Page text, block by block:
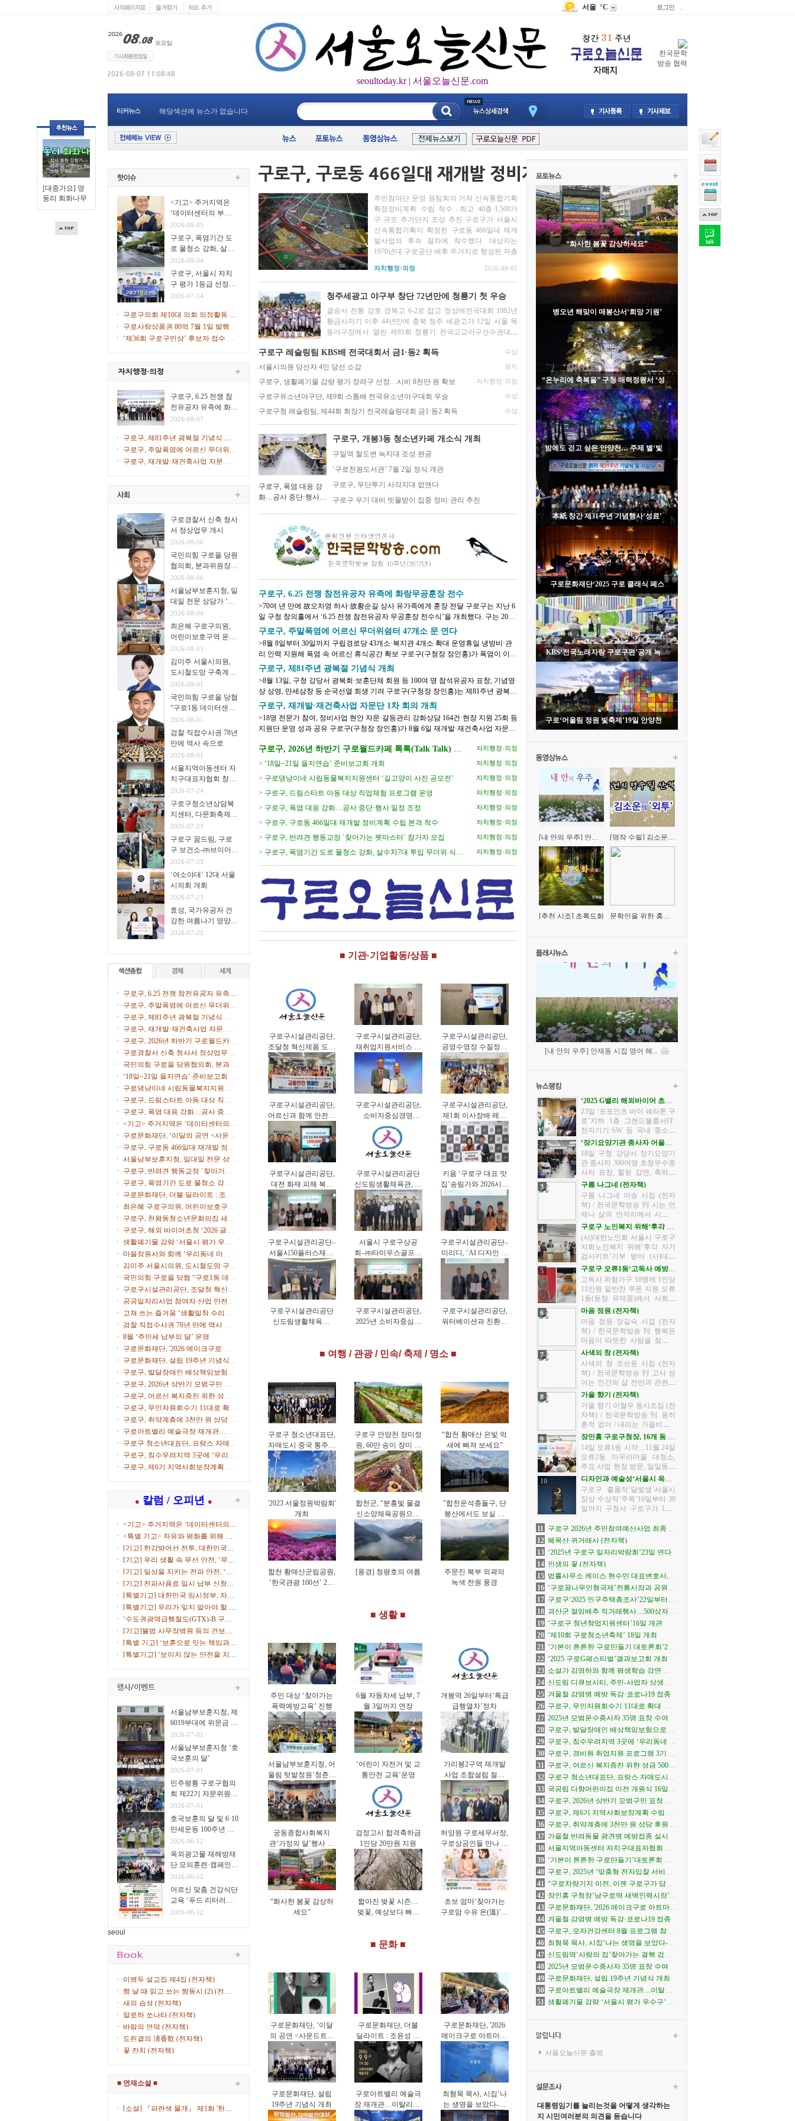
[대중가요] 영
동리 회화나무
서울 °C 로그인
seoultoday.kr | 서울오늘신문.com
한국문학
방송 협력
티커뉴스 해당섹션에 뉴스가 없습니다
<기고> 주거지역은
‘데이터센터의 부
지’가 아니다
2026-08-05
구로구, 폭염기간 도
로 물청소 강화, 살수
차7대 투입 무더위 식
힌다
2026-08-04
구로구, 서울시 자치
구 평가 1등급 선정…
2026년 지자체 합동평
2026-07-14
구로구의회 제10대 의회 의정활동 시
작
구로사랑상품권 80억 7월 1일 발행
‘제36회 구로구민상’ 후보자 접수 시
구로구, 6.25 전쟁 참
전유공자 유족에 화랑
무공훈장 전수
2026-08-07
구로구, 제81주년 광복절 기념식 개
최
구로구, 주말폭염에 어르신 무더위쉼
터 47개소 문 연다
구로구, 재개발·재건축사업 자문단 1
구로경찰서 신축 청사
서 정상업무 개시
2026-08-06
국민의힘 구로을 당원
협의회, 분과위원장∙
협의회장 임명
2026-08-06
서울남부보훈지청, 일
대일 전문 상담가 ‘보
훈매니저’ 운영
2026-08-04
최은혜 구로구의원,
어린이보호구역 운영
개선 주민 간담회 개
최
2026-08-03
김미주 서울시의원,
도시철도망 구축계획
시민공청회 참석
2026-08-01
국민의힘 구로을 당협
“구로1동 데이터센터
추진 중단을”
2026-08-01
검찰 직접수사권 78년
만에 역사 속으로
2026-08-01
서울지역아동센터 자
치구대표자협회 창립
총회 개최
2026-07-24
구로구청소년상담복
지센터, 다문화축제서
생명존중 아웃리치 운
영
2026-07-23
구로구 꿈드림, 구로
구 보건소-㈜브이아이
펫 연계
2026-07-23
‘여소야대’ 12대 서울
시의회 개회
2026-07-23
효성, 국가유공자 건
강한 여름나기 영양식
지원
2026-07-22
구로구, 6.25 전쟁 참전유공자 유족에
화랑무공훈장 전수
구로구, 주말폭염에 어르신 무더위쉼
터 47개소 문 연다
구로구, 제81주년 광복절 기념식 개
최
구로구, 재개발·재건축사업 자문단 1
차 회의 개최
구로구, 2026년 하반기 구로월드카페
톡톡(Talk Talk) 수강생 모집
구로경찰서 신축 청사서 정상업무 개
시
국민의힘 구로을 당원협의회, 분과위
원장∙협의회장 임명
‘18일~21일 을지연습’ 준비보고회 개
최
구로댕냥이네 시립동물복지지원센
터 ‘길고양이 사진 공모전’
구로구, 드림스타트 아동 대상 직업
체험 프로그램 운영
구로구, 폭염 대응 강화…공사 중단·
행사 일정 조정
<기고> 주거지역은 ‘데이터센터의
부지’가 아니다
구로문화재단, ‘이달의 공연 <사운드
트립>’ 9월 공연 개최
구로구, 구로동 466일대 재개발 정비
계획 수립 본격 착수
서울남부보훈지청, 일대일 전문 상담
가 ‘보훈매니저’ 운영
구로구, 반려견 행동교정 `찾아가는
펫마스터` 참가자 모집
구로구, 폭염기간 도로 물청소 강화,
살수차7대 투입 무더위 식힌다
구로문화재단, 더블 딜라이트 : 조윤
성 트리오 & 스탠딩 에그 개최
최은혜 구로구의원, 어린이보호구역
운영 개선 주민 간담회 개최
구로구, 천왕동청소년문화의집 새단
장…오픈파티·청소년 축제
구로구, 해외 바이어초청 ‘2026 글로
벌 비즈니스 상담회’ 참가기업 모집
생활폐기물 감량 ‘서울시 평가 우수
구’ 선정
마을정원사와 함께 ‘우리동네 마을
정원’ 식재 행사 개최
김미주 서울시의원, 도시철도망 구축
계획 시민공청회 참석
국민의힘 구로을 당협 “구로1동 데이
터센터 추진 중단을”
구로구시설관리공단, 조달청 혁신제
품 도입으로 공영주차장 화재 대응력
강화
공공일자리사업 참여자 산업 안전·
보건 교육 실시
고쳐 쓰는 즐거움 ‘생활밀착 수리교
육’ 운영
검찰 직접수사권 78년 만에 역사 속
으로
8월 ‘주민세 납부의 달’ 운영
구로문화재단, '2026 메이크구로 아
트마켓' 참가자 모집
구로문화재단, 설립 19주년 기념식
개최
구로구, 발달장애인 배상책임보험으
로 생활 속 사고 보상
구로구, 2026년 상반기 모범구민 표
창 수여
구로구, 어르신 복지증진 위한 성금
500만원 전달
구로구, 무인자원회수기 11대로 확대
운영
구로구, 취약계층에 3천만 원 상당 후
원물품 전달
구로아트밸리 예술극장 재개관…이
탈리아·한국 협연 '별들의 투란도트'
구로구 청소년대표단, 프랑스 자매도
시서 문화교류
구로구, 침수우려지역 3곳에 ‘우리동
네 수방거점’ 운영
구로구, 제6기 지역사회보장계획 수
● 칼럼 / 오피년 ●
<기고> 주거지역은 ‘데이터센터의
부...
<특별 기고> 자유와 평화를 위해 함
께...
[기고] 한강방어선 전투, 대한민국을
지켜낸 ...
[기고] 우리 생활 속 무선 안전, ‘무선
국 허...
[기고] 일상을 지키는 전파 안전, ‘적
합성평...
[기고] 전파사용료 일시 납부 신청하
고 10% ...
[특별기고] 대한민국 임시정부, 자주
독립의 ...
[특별기고] 우리가 잊지 말아야 할 서
해수호...
‘수도권광역급행철도(GTX)-B 구로
노선 환기...
[기고]불법 사무장병원 등의 건보재
정 침해에...
[특별 기고] ‘보훈으로 잇는 책임과
통합의 ...
[특별기고] ‘보이지 않는 안전을 지키
서울남부보훈지청, 제
6019부대에 위문금 전
달
2026-07-01
서울남부보훈지청 ‘호
국보훈의 달’
2026-07-01
민주평통 구로구협의
회 제22기 자문위원
31명
2026-07-01
호국보훈의 달 및 6·10
만세운동 100주년 고
척야구장서 시구·시타
2026-06-12
옥외광고물 재해방재
단 모의훈련·캠페인
실시
2026-06-12
어르신 맞춤 건강식단
교육 ‘푸드 리터러시
클래스’ 운영
2026-06-12
seoul
이병두 설교집 제4집 (전자책)
짬 날 때 읽고 쓰는 짬동시 (2) (전자
책)
새의 습성 (전자책)
알로하 쏘나타 (전자책)
바람의 언덕 (전자책)
도린곁의 淸香歌 (전자책)
꽃 잔치 (전자책)
■ 연재소설 ■
[소설] 『파란색 물개』 제1화 '한복
주민참여단 운영·원팀회의 거쳐 신속통합기획
확정정비계획 수립 착수…최고 40층·1,500가
구 규모 주거단지 조성 추진 구로구가 서울시
신속통합기획이 확정된 구로동 466일대 재개
발사업의 후속 절차에 착수했다. 대상지는
1970년대 구로공단 배후 주거지로 형성된 저층
성이 꾸준히 제기돼 왔다. 2025년 6월 서울시
신속통합기획 주택재개발 후보지로 선정된 데
이어 지난 7월 22일...
자치행정·의정 2026-08-05
청주세광고 야구부 창단 72년만에 청룡기 첫 우승
결승서 전통 강호 경북고 6-2로 잡고 정상에전국대회 1982년
황금사자기 이후 44년만에 충북 청주 세광고가 12일 서울 목
동야구장에서 열린 제81회 청룡기 전국고교야구선수권대회
구로구 레슬링팀 KBS배 전국대회서 금1·동2 획득 수상
서울시의원 당선자 4인 당선 소감 정치
구로구, 생활폐기물 감량 평가 장려구 선정…시비 8천만 원 확보 자치행정·의정
구로구유소년야구단, 제9회 스톰배 전국유소년야구대회 우승 수상
구로구청 레슬링팀, 제44회 회장기 전국레슬링대회 금1·동2 획득 수상
구로구, 폭염 대응 강
화…공사 중단·행사
구로구, 개봉3동 청소년카페 개소식 개최
구일역 철도변 녹지대 조성 완공
‘구로천왕도서관’ 7월 2일 정식 개관
구로구, 무단투기 사각지대 없앤다
구로구 우기 대비 빗물받이 집중 정비·관리 추진
구로구, 6.25 전쟁 참전유공자 유족에 화랑무공훈장 전수
>70여 년 만에 故오차영 하사·故황순길 상사 유가족에게 훈장 전달 구로구는 지난 6
일 구청 창의홀에서 ‘6.25 전쟁 참전유공자 무공훈장 전수식’을 개최했다. 구는 2019
년 시작한 육군본부 주관 ‘6.25 전쟁 무공...
구로구, 주말폭염에 어르신 무더위쉼터 47개소 문 연다
>8월 8일부터 30일까지 구립경로당 43개소·복지관 4개소 확대 운영휴일 냉방비·관
리 인력 지원해 폭염 속 어르신 휴식공간 확보 구로구(구청장 장인홍)가 폭염이 이어
지는 가운데 어르신들이 주말과 휴일에도 가까...
구로구, 제81주년 광복절 기념식 개최
>8월 13일, 구청 강당서 광복회·보훈단체 회원 등 100여 명 참석유공자 표창, 기념영
상 상영, 만세삼창 등 순국선열 희생 기려 구로구(구청장 장인홍)는 제81주년 광복절
을 맞아 오는 8월 13일(목) 오전 10시 30분 ...
구로구, 재개발·재건축사업 자문단 1차 회의 개최
>18명 전문가 참여, 정비사업 현안 자문·갈등관리 강화상담 164건·현장 지원 25회 등
지원단 운영 성과 공유 구로구(구청장 장인홍)가 8월 6일 재개발·재건축사업 자문단
구로구, 2026년 하반기 구로월드카페 톡톡(Talk Talk) 수
강생 모집
자치행정·의정
> ‘18일~21일 을지연습’ 준비보고회 개최 자치행정·의정
> 구로댕냥이네 시립동물복지지원센터 ‘길고양이 사진 공모전’ 자치행정·의정
> 구로구, 드림스타트 아동 대상 직업체험 프로그램 운영 자치행정·의정
> 구로구, 폭염 대응 강화…공사 중단·행사 일정 조정 자치행정·의정
> 구로구, 구로동 466일대 재개발 정비계획 수립 본격 착수 자치행정·의정
> 구로구, 반려견 행동교정 `찾아가는 펫마스터` 참가자 모집 자치행정·의정
> 구로구, 폭염기간 도로 물청소 강화, 살수차7대 투입 무더위 식힌
자치행정·의정
■ 기관·기업활동/상품 ■
구로구시설관리공단,
조달청 혁신제품 도입
으로 공영주차장 화재
대응력 강화
구로구시설관리공단,
재취업지원서비스 기
업컨설팅 업무협약 체
결(
구로구시설관리공단,
공영수영장 수질정보
공개 고도화 추진
구로구시설관리공단,
어르신과 함께 안전한
보행문화 확산
구로구시설관리공단,
소비자중심경영
(CCM) 선포… 고객
중심 서비스 혁신 나
선다
구로구시설관리공단,
제1회 이사장배 레이
저사격대회 개최
구로구시설관리공단,
대전 화재 피해 복구
지원 성금 전달
구로구시설관리공단
신도림생활체육관, 어
르신 건강체조교실 운
영
키움 ‘구로구 대표 맛
집’송림가와 2026시즌
파트너십 체결
구로구시설관리공단–
서울시50플러스재단,
중장년 일자리 창출
업무협약
서울시 구로구상공
회–㈜타미우스골프앤
빌리지‘업무협약’체
결
구로구시설관리공단–
미리디, ‘AI 디자인 기
반 공공디지털 전환’
업무협약 체결
구로구시설관리공단
신도림생활체육관,
구로구시설관리공단,
2025년 소비자중심경
구로구시설관리공단,
워터베이션과 친환경
■ 여행 / 관광 / 민속/ 축제 / 명소 ■
구로구 청소년대표단,
자매도시 중국 통주구
방문…4박 5일 교류
활동
구로구 안양천 장미정
원, 60만 송이 장미 만
개 ‘절정’
“합천 황매산 은빛 억
새에 빠져 보세요”
'2023 서울정원박람회'
개최
합천군, “분홍빛 물결
신소양체육공원으로
오세요"
"합천운석충돌구, 단
봉산에서도 보실 수
있습니다"
합천 황매산군립공원,
‘한국관광 100선’ 2회
[풍경] 청평호의 여름
주문진 북부 외곽의
녹색 전원 풍경
■ 생활 ■
주민 대상 ‘찾아가는
폭력예방교육’ 진행
6월 자동차세 납부, 7
월 3일까지 연장
개봉역 26일부터‘특급
급행열차’정차
서울남부보훈지청, 어
울림 텃밭정원‘청춘을
심는 실버 텃밭’진행
‘어린이 자전거 및 교
통안전 교육’운영
가리봉2구역 재개발
사업 조합설립 절차
본격화
궁동종합사회복지
관‘가정의 달’행사 진
행
검정고시 합격축하금
1인당 20만원 지원
허양원 구로세무서장,
구로상공인들 만나 애
로∙건의사항 청취
“화사한 봄꽃 감상하
세요”
짧아진 벚꽃 시즌…
벚꽃, 예상보다 빠르
초보 엄마‘찾아가는
구로맘 수유 온(溫)’시
■ 문화 ■
구로문화재단, ‘이달
의 공연 <사운드트립
>’ 9월 공연 개최
구로문화재단, 더블
딜라이트 : 조윤성 트
리오 & 스탠딩 에그
개최
구로문화재단, '2026
메이크구로 아트마켓'
참가자 모집
구로문화재단, 설립
19주년 기념식 개최
구로아트밸리 예술극
장 재개관…이탈리아·
한국 협연 '별들의 투
최형묵 목사, 시집‘나
는 생명을 보았다-기
다림의 시간들-’출간
“화사한 봄꽃 감상하세요”
병오년 해맞이 매봉산서‘희망 기원’
“온누리에 축복을” 구청 매력정원서 ‘성탄
트리 점등’
밤에도 걷고 싶은 안양천… 주제 별‘빛의
산책길’조성
本紙 창간 제31주년 기념행사‘성료’
구로문화재단‘2025 구로 클래식 페스
타’개막식 성료
KBS‘전국노래자랑 구로구편’공개 녹화
성황리 열려
구로‘어울림 정원 빛축제’19일 안양천서
[내 안의 우주] 안재
동 시집 영어 해설(평
론)
[명작 수필] 김소운의
'외투'
[추천 시조] 초록도화
문학인을 위한 홍문
1419 0
[내 안의 우주] 안재동 시집 영어 해...
1
‘2025 G밸리 해외바이어 초청
수출상담회’개최
23일 ‘포포인츠 바이 쉐라톤 구
로’지하 1층 그랜드볼룸서IT·
전자기기·SW 등 국내 중소기
업 63개사, 해외 바이어 30개사
참가 구로구가 23일 서울경제
진흥원·금천구·한국산업단지
공단과 함께 ‘2025 G밸리 해
외...
2
‘장기요양기관 종사자 어울림
한마당’개최
18일 구청 강당서 장기요양기
관 종사자 300여명 초청우수종
사자 표창, 힐링 강연, 축하공
연 등 행사 다채 구로구가 10월
18일 오후 2시 30분부터 구청 5
층 강당에서 관내 장기요양기
관 종사자 어울림 한마당 행사
를 ...
3
구름 나그네 (전자책)
구름 나그네 이승 시집 (전자
책) / 한국문학방송 刊 시는 언
제나 삶의 언저리에서 시작되
었습니다. 찻잔을 비우며 마주
한 조용한 아침, 노을이 깃든
저녁 마당에서 들려오는 바람
소리, 그리고 아내와 나눈 한마
디...
4
구로구 노인복지 위해‘후각 자
가검사키트’기부 받아
(사)대한노인회 서울시 구로구
지회노인복지 위해‘후각 자가
검사키트’기부 받아 (사)대한
노인회 서울시 구로구지회(지
회장 함태호)는 어르신들의 건
강한 노후를 응원하기 위해 국
내 후각의료분야 전문기업 ㈜
아로마...
5
구로구 오류1동‘고독사 예방사
업’추진
고독사 위험가구 10명에 1인당
11만원 밑반찬 쿠폰 지원 오류
1동(동장 유덕중)에서 사회적
고립에 따른 고독사를 예방하
기 위해 특별한 사업<나 혼자
산다 ‘외출의 재발견’>을 추진
한다.이 사업은 공공의 적...
6
마음 정원 (전자책)
마음 정원 장길숙 시집 (전자
책) / 한국문학방송 刊 행복은
마음이 따뜻한 사람을 찾아간
다고 합니다. 마음 정원에 피어
있는 꽃들을 보며 곱다 예쁘다!
저절로 나오는 말, 자연에서 같
이 살기를 배우며 사색하며 ...
7
사색의 창 (전자책)
사색의 창 조선윤 시집 (전자
책) / 한국문학방송 刊 고사 성
어는 인간의 삶 전반과 관련된
상황, 혹은 인간의 심리 상태
등을 옛 선인들의 사건에서 교
훈을 얻어 한자로 표현한 것이
라고 할 수 있습니다. 고사 성...
8
가을 향기 (전자책)
가을 향기 이철우 동시조집 (전
자책) / 한국문학방송 刊 용히
흔적 없이 / 내리는 가을비에 //
그 누가 물감들을 / 풀어서 놓
았는지 // 온 산이 / 색동옷으로
/ 갈아입고 있었다― <서시> -
차 례 - 서...
9
장인홍 구로구청장, 16개 동 순
회 방문 나서
14일 오류1동 시작…11월 24일
오류2동 마무리마을 대청소,
주요 사업 현장 방문, 일일동장
등 구로구가 지난 10월 14일 오
류1동을 시작으로 ‘2025년 하
반기 구청장 동 방문’ 일정에
나섰다.구청장 동 방문은 구
민...
10
디자인과 예술성‘서울시 옥외
광고 수상작’전시
구로구 출품작‘달빛샘’서울시
장상 수상작‘주목’16일부터 30
일까지 구청서 구로구가 10월
‘2025년 서울시 옥외광고대상
공모전’ 수상작 전시회를 연다.
11 구로구 2026년 주민참여예산사업 최종 선
정
12 혜목산 귀거래사 (전자책)
13 ‘2025년 구로구 일자리박람회’23일 연다
14 인생의 꽃 (전자책)
15 법률사무소 케이스 현수민 대표변호사,
(재)구로구장학회에 장학금 전달
16 ‘구로꿈나무인형극제’전통시장과 공원으
로 확장 개막
17 구로구‘2025 인구주택총조사’22일부터 실
시
18 괴산군 절임배추 직거래행사…500상자
선착순
19 ‘구로구 청년창업지원센터’16일 개관
20 ‘제10회 구로청소년축제’ 18일 개최
21 ‘기본이 튼튼한 구로만들기 대토론회’22
일 개최
22 ‘2025 구로G페스티벌’결과보고회 개최
23 소설가 김영하와 함께 평생학습 강연 연
다
24 신도림 디큐브시티, 주민-사업자 상생안
합의
25 겨울철 감염병 예방 독감·코로나19 접종
26 구로구, 무인자원회수기 11대로 확대 운
영
27 2025년 모범운수종사자 35명 표창 수여
28 구로구, 발달장애인 배상책임보험으로 생
활 속 사고 보상
29 구로구, 침수우려지역 3곳에 ‘우리동네 수
방거점’ 운영
30 구로구, 경비원 취업지원 프로그램 3기 참
여자 모집
31 구로구, 어르신 복지증진 위한 성금 500만
원 전달
32 구로구 청소년대표단, 프랑스 자매도시서
문화교류
33 국공립 다향어린이집 이전 개원식 16일
개최
34 구로구, 2026년 상반기 모범구민 표창 수
여
35 구로구, 제6기 지역사회보장계획 수립 본
격화
36 구로구, 취약계층에 3천만 원 상당 후원물
품 전달
37 가을철 반려동물 광견병 예방접종 실시
38 서울지역아동센터 자치구대표자협회 창
립총회 개최
39 ‘기본이 튼튼한 구로만들기’대토론회 열
어
40 구로구, 2025년 ‘맞춤형 전자입찰 서비스
실무교육’ 14일 개최
41 “구로차량기지 이전, 이젠 구로구가 답해
야 할 때”
42 장인홍 구청장‘남구로역 새벽인력시장’찾
아
43 구로문화재단, '2026 메이크구로 아트마
켓' 참가자 모집
44 겨울철 감염병 예방 독감·코로나19 접종
45 구로구, 모자건강센터 8월 프로그램 참여
자 모집
46 최형묵 목사, 시집‘나는 생명을 보았다-기
다림의 시간들-’출간
47 신도림역‘사랑의 집’찾아가는 결핵 검진
진행
48 2025년 모범운수종사자 35명 표창 수여
49 구로문화재단, 설립 19주년 기념식 개최
50 구로아트밸리 예술극장 재개관…이탈리
아·한국 협연 '별들의 투란도트'
51 생활폐기물 감량 ‘서울시 평가 우수구’ 선
서울오늘신문 출범
대통령임기를 늘리는것을 어떻게 생각하는
지 시민여러분의 의견을 듣습니다